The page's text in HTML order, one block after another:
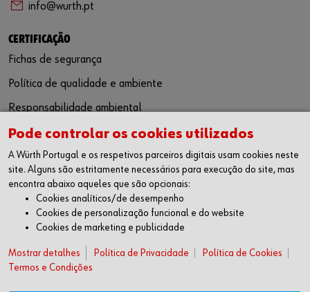
info@wurth.pt
CERTIFICAÇÃO
Fichas de segurança
Política de qualidade e ambiente
Responsabilidade ambiental
SIGA-NOS
Facebook
Instagram
LinkedIn
Youtube
WÜRTH APP
Google Android
Apple iOS
Pode controlar os cookies utilizados
A Würth Portugal e os respetivos parceiros digitais usam cookies neste
site. Alguns são estritamente necessários para execução do site, mas
encontra abaixo aqueles que são opcionais:
Cookies analíticos/de desempenho
Cookies de personalização funcional e do website
Cookies de marketing e publicidade
Mostrar detalhes Política de Privacidade
Política de Cookies
Termos e Condições